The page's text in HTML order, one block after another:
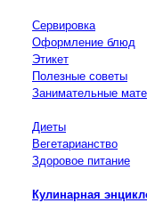
Сервировка
Оформление блюд
Этикет
Полезные советы
Занимательные
Диеты
Вегетарианство
Здоровое питание
Кулинарная